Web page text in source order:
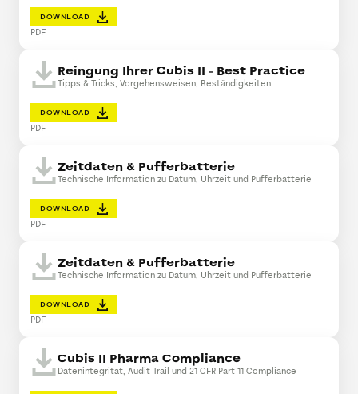
DOWNLOAD
PDF
Reingung Ihrer Cubis II - Best Practice
Tipps & Tricks, Vorgehensweisen, Beständigkeiten
DOWNLOAD
PDF
Zeitdaten & Pufferbatterie
Technische Information zu Datum, Uhrzeit und Pufferbatterie
DOWNLOAD
PDF
Zeitdaten & Pufferbatterie
Technische Information zu Datum, Uhrzeit und Pufferbatterie
DOWNLOAD
PDF
Cubis II Pharma Compliance
Datenintegrität, Audit Trail und 21 CFR Part 11 Compliance